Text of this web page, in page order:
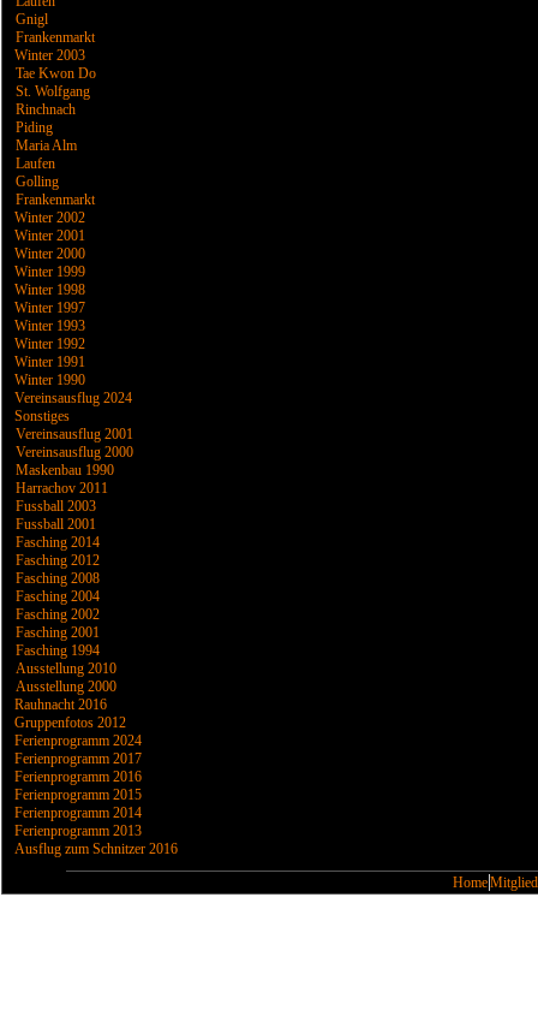
Gnigl
Frankenmarkt
Winter 2003
Tae Kwon Do
St. Wolfgang
Rinchnach
Piding
Maria Alm
Laufen
Golling
Frankenmarkt
Winter 2002
Winter 2001
Winter 2000
Winter 1999
Winter 1998
Winter 1997
Winter 1993
Winter 1992
Winter 1991
Winter 1990
Vereinsausflug 2024
Sonstiges
Vereinsausflug 2001
Vereinsausflug 2000
Maskenbau 1990
Harrachov 2011
Fussball 2003
Fussball 2001
Fasching 2014
Fasching 2012
Fasching 2008
Fasching 2004
Fasching 2002
Fasching 2001
Fasching 1994
Ausstellung 2010
Ausstellung 2000
Rauhnacht 2016
Gruppenfotos 2012
Ferienprogramm 2024
Ferienprogramm 2017
Ferienprogramm 2016
Ferienprogramm 2015
Ferienprogramm 2014
Ferienprogramm 2013
Ausflug zum Schnitzer 2016
Home